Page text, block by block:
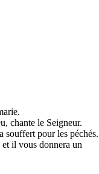
chante le Seigneur.
souffert pour les péchés.
il vous donnera un